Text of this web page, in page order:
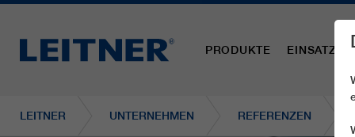
PRODUKTE
LEITNER UNTERNEHMEN REFERENZEN